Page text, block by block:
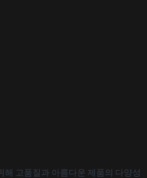
해 고품질과 아름다운 제품의 다양성